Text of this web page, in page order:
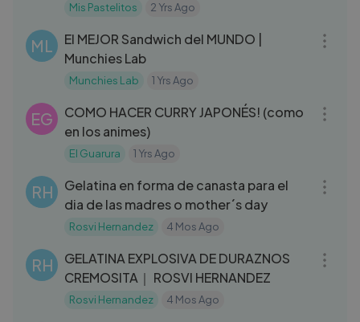
Mis Pastelitos 2 Yrs Ago
ML
El MEJOR Sandwich del MUNDO |
Munchies Lab
Munchies Lab 1 Yrs Ago
EG
COMO HACER CURRY JAPONÉS! (como
en los animes)
El Guarura 1 Yrs Ago
RH
Gelatina en forma de canasta para el
dia de las madres o mother´s day
Rosvi Hernandez 4 Mos Ago
RH
GELATINA EXPLOSIVA DE DURAZNOS
CREMOSITA｜ ROSVI HERNANDEZ
Rosvi Hernandez 4 Mos Ago